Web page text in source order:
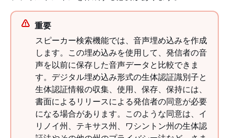
重要
スピーカー検索機能では、音声埋め込みを作成
します。この埋め込みを使用して、発信者の音
声を以前に保存した音声データと比較できま
す。デジタル埋め込み形式の生体認証識別子と
生体認証情報の収集、使用、保存、保持には、
書面によるリリースによる発信者の同意が必要
になる場合があります。このような同意は、イ
リノイ州、テキサス州、ワシントン州の生体認